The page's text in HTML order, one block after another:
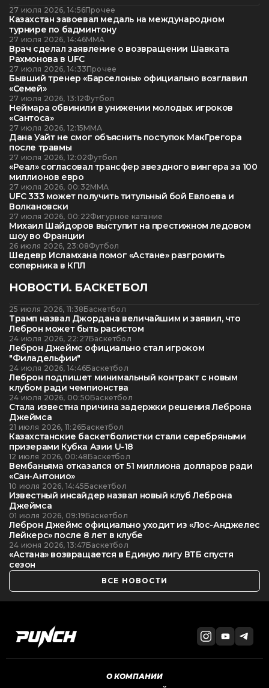
27 июля 2026, 14:56Прочее
Казахстан завоевал медаль на международном
турнире по бадминтону
27 июля 2026, 14:46ММА
Врач сделал заявление о возвращении Шавката
Рахмонова в UFC
27 июля 2026, 14:33Прочее
Бывший тренер «Барселоны» официально возглавил
«Семей»
27 июля 2026, 13:12Футбол
Неймара обвинили в унижении молодых игроков
«Сантоса»
27 июля 2026, 12:15ММА
Дана Уайт не смог объяснить поступок МакГрегора
после травмы
27 июля 2026, 12:02Футбол
«Реал» согласовал трансфер звездного вингера за 100
миллионов евро
27 июля 2026, 00:32ММА
UFC 333 может получить титульный бой Евлоева и
Волкановски
27 июля 2026, 00:22Фигурное катание
Михаил Шайдоров выступит на престижном ледовом
шоу во Франции
26 июля 2026, 23:08Футбол
Шедевр Исламхана помог «Астане» разгромить
соперника в КПЛ
НОВОСТИ. БАСКЕТБОЛ
25 июля 2026, 11:38Баскетбол
Трамп назвал Джордана величайшим и заявил, что
Леброн может быть расистом
24 июля 2026, 22:27Баскетбол
Леброн Джеймс официально стал игроком
"Филадельфии"
24 июля 2026, 14:46Баскетбол
Леброн подпишет минимальный контракт с новым
клубом ради чемпионства
24 июля 2026, 00:50Баскетбол
Стала известна причина задержки решения Леброна
Джеймса
21 июля 2026, 11:26Баскетбол
Казахстанские баскетболистки стали серебряными
призерами Кубка Азии U-18
12 июля 2026, 00:48Баскетбол
Вембаньяма отказался от 51 миллиона долларов ради
«Сан-Антонио»
10 июля 2026, 14:45Баскетбол
Известный инсайдер назвал новый клуб Леброна
Джеймса
01 июля 2026, 09:19Баскетбол
Леброн Джеймс официально уходит из «Лос-Анджелес
Лейкерс» после 8 лет в клубе
24 июня 2026, 13:47Баскетбол
«Астана» возвращается в Единую лигу ВТБ спустя
сезон
ВСЕ НОВОСТИ
О КОМПАНИИ